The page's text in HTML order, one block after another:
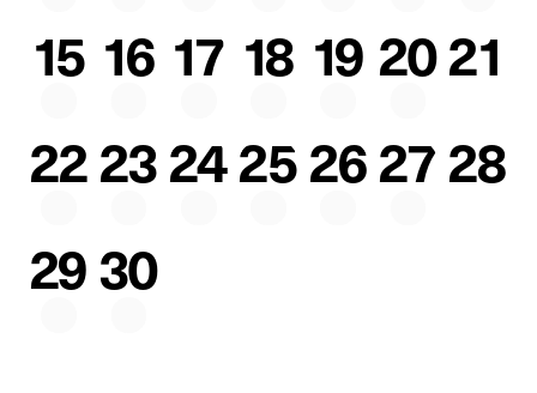
15 16 17 18 19 2021
22232425262728
2930